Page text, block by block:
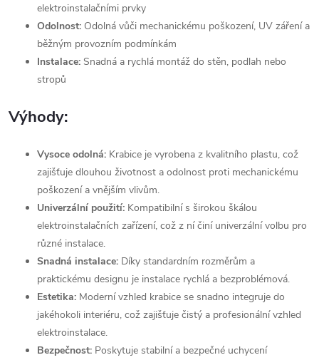
elektroinstalačními prvky
Odolnost: Odolná vůči mechanickému poškození, UV záření a
běžným provozním podmínkám
Instalace: Snadná a rychlá montáž do stěn, podlah nebo
stropů
Výhody:
Vysoce odolná: Krabice je vyrobena z kvalitního plastu, což
zajišťuje dlouhou životnost a odolnost proti mechanickému
poškození a vnějším vlivům.
Univerzální použití: Kompatibilní s širokou škálou
elektroinstalačních zařízení, což z ní činí univerzální volbu pro
různé instalace.
Snadná instalace: Díky standardním rozměrům a
praktickému designu je instalace rychlá a bezproblémová.
Estetika: Moderní vzhled krabice se snadno integruje do
jakéhokoli interiéru, což zajišťuje čistý a profesionální vzhled
elektroinstalace.
Bezpečnost: Poskytuje stabilní a bezpečné uchycení